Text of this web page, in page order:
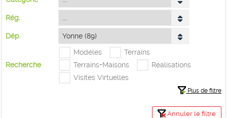
Rég.
Dép.
Recherche
Modéles
Terrains
Terrains+Maisons
Réalisations
Visites Virtuelles
Plus de filtre
Annuler le filtre